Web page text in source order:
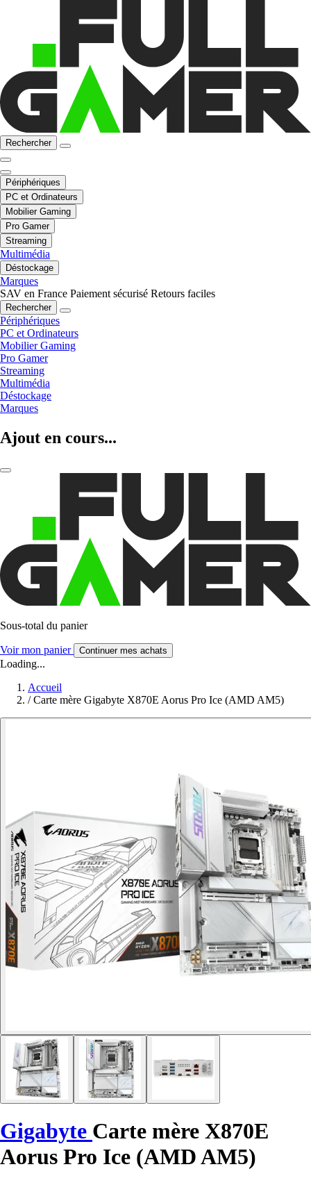
Rechercher
Périphériques
PC et Ordinateurs
Mobilier Gaming
Pro Gamer
Streaming
Multimédia
Déstockage
Marques
SAV en France Paiement sécurisé Retours faciles
Rechercher
Périphériques
PC et Ordinateurs
Mobilier Gaming
Pro Gamer
Streaming
Multimédia
Déstockage
Marques
Ajout en cours...
Sous-total du panier
Voir mon panier Continuer mes achats
Loading...
Accueil
/ Carte mère Gigabyte X870E Aorus Pro Ice (AMD AM5)
Gigabyte Carte mère X870E
Aorus Pro Ice (AMD AM5)